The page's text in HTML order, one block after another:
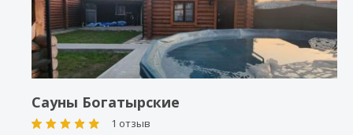
Сауны Богатырские
1 отзыв